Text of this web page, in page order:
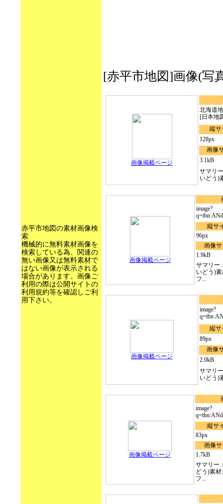
赤平市地図の素材画像検
索
機械的に無料素材画像を
検索している為、関連の
無い画像又は無料素材で
はない画像が表示される
場合があります。画像ご
利用の際は公開サイトの
利用規約等を確認しご利
用下さい。
[赤平市地図]画像(写
画像掲載ページ
北海道
[日本地
縦サ
128px
画像
3.1kB
サマリ
いどう)
画像掲載ページ
image?
縦サ
96px
画像
1.9kB
サマリー
いどう)
フ...
画像掲載ページ
image?
縦サ
89px
画像
2.0kB
サマリ
いどう)
画像掲載ページ
image?
縦サ
83px
画像
1.7kB
サマリー
どう)素
フ...